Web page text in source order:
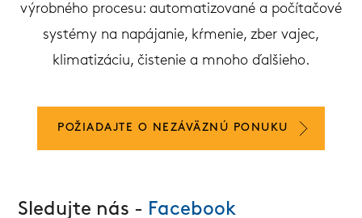
výrobného procesu: automatizované a počítačové
systémy na napájanie, kŕmenie, zber vajec,
klimatizáciu, čistenie a mnoho ďalšieho.
POŽIADAJTE O NEZÁVÄZNÚ PONUKU
Sledujte nás - Facebook